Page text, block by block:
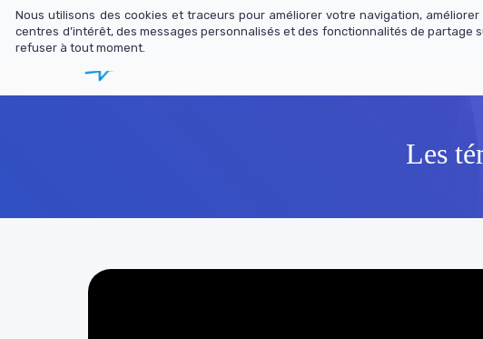
Les
Nous utilisons des cookies et traceurs pour améliorer votre navigation,
centres d’intérêt, des messages personnalisés et des fonctionnalités de partage
refuser à tout moment.